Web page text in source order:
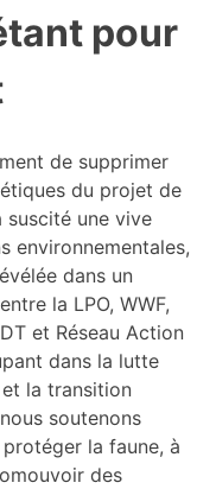
pour
de supprimer
du projet de
suscité une vive
environnementales,
dans un
la LPO, WWF,
et Réseau Action
dans la lutte
la transition
soutenons
la faune, à
des